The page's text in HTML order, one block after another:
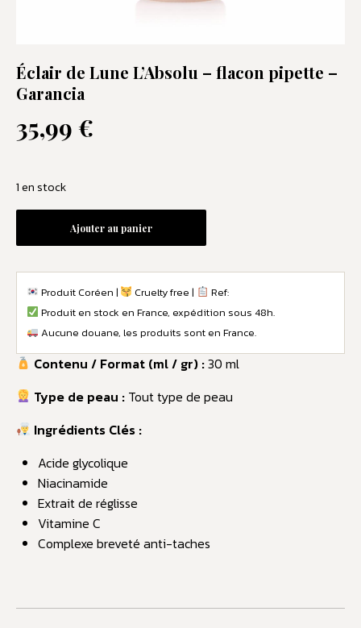
Éclair de Lune L’Absolu – flacon pipette –
Garancia
35,99 €
1 en stock
Ajouter au panier
Produit Coréen | Cruelty free |
Ref:
Produit en stock en France, expédition sous 48h.
Aucune douane, les produits sont en France.
Contenu / Format (ml / gr) :30 ml
Type de peau : Tout type de peau
Ingrédients Clés :
Acide glycolique
Niacinamide
Extrait de réglisse
Vitamine C
Complexe breveté anti-taches